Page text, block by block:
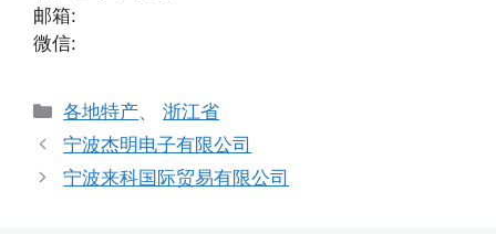
邮箱:
微信:
分
类
各地特产、浙江省
宁波杰明电子有限公司
宁波来科国际贸易有限公司